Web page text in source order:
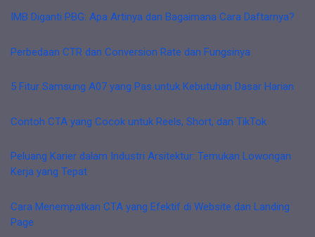
IMB Diganti PBG: Apa Artinya dan Bagaimana Cara Daftarnya?
Perbedaan CTR dan Conversion Rate dan Fungsinya
5 Fitur Samsung A07 yang Pas untuk Kebutuhan Dasar Harian
Contoh CTA yang Cocok untuk Reels, Short, dan TikTok
Peluang Karier dalam Industri Arsitektur: Temukan Lowongan
Kerja yang Tepat
Cara Menempatkan CTA yang Efektif di Website dan Landing
Page